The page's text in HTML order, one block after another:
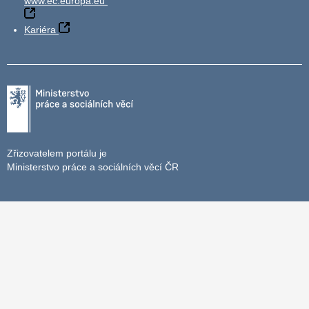
Kariéra
Zřizovatelem portálu je
Ministerstvo práce a sociálních věcí ČR